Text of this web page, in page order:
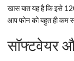
खास बात यह है कि इसे
आप फोन को बहुत ही कम
सॉफ्टवेयर